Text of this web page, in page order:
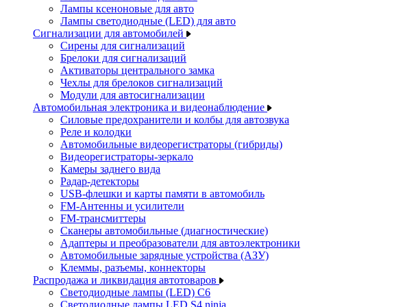
Лампы ксеноновые для авто
Лампы светодиодные (LED) для авто
Сигнализации для автомобилей
Сирены для сигнализаций
Брелоки для сигнализаций
Активаторы центрального замка
Чехлы для брелоков сигнализаций
Модули для автосигнализации
Автомобильная электроника и видеонаблюдение
Силовые предохранители и колбы для автозвука
Реле и колодки
Автомобильные видеорегистраторы (гибриды)
Видеорегистраторы-зеркало
Камеры заднего вида
Радар-детекторы
USB-флешки и карты памяти в автомобиль
FM-Антенны и усилители
FM-трансмиттеры
Сканеры автомобильные (диагностические)
Адаптеры и преобразователи для автоэлектроники
Автомобильные зарядные устройства (АЗУ)
Клеммы, разъемы, коннекторы
Распродажа и ликвидация автотоваров
Светодиодные лампы (LED) C6
Светодиодные лампы LED S4 ninja